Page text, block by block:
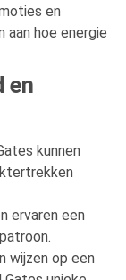
en
aan hoe energie
en
kunnen
ervaren een
wijzen op een